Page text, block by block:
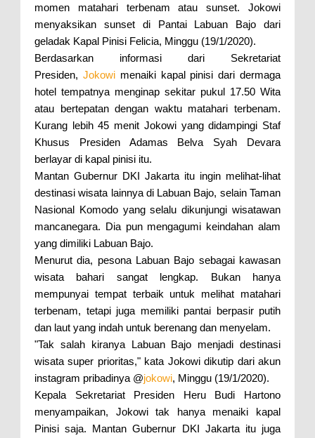
momen matahari terbenam atau sunset. Jokowi
menyaksikan sunset di Pantai Labuan Bajo dari
geladak Kapal Pinisi Felicia, Minggu (19/1/2020).
Berdasarkan informasi dari Sekretariat
Presiden, Jokowimenaiki kapal pinisi dari dermaga
hotel tempatnya menginap sekitar pukul 17.50 Wita
atau bertepatan dengan waktu matahari terbenam.
Kurang lebih 45 menit Jokowi yang didampingi Staf
Khusus Presiden Adamas Belva Syah Devara
berlayar di kapal pinisi itu.
Mantan Gubernur DKI Jakarta itu ingin melihat-lihat
destinasi wisata lainnya di Labuan Bajo, selain Taman
Nasional Komodo yang selalu dikunjungi wisatawan
mancanegara. Dia pun mengagumi keindahan alam
yang dimiliki Labuan Bajo.
Menurut dia, pesona Labuan Bajo sebagai kawasan
wisata bahari sangat lengkap. Bukan hanya
mempunyai tempat terbaik untuk melihat matahari
terbenam, tetapi juga memiliki pantai berpasir putih
dan laut yang indah untuk berenang dan menyelam.
"Tak salah kiranya Labuan Bajo menjadi destinasi
wisata super prioritas," kata Jokowi dikutip dari akun
instagram pribadinya @jokowi, Minggu (19/1/2020).
Kepala Sekretariat Presiden Heru Budi Hartono
menyampaikan, Jokowi tak hanya menaiki kapal
Pinisi saja. Mantan Gubernur DKI Jakarta itu juga